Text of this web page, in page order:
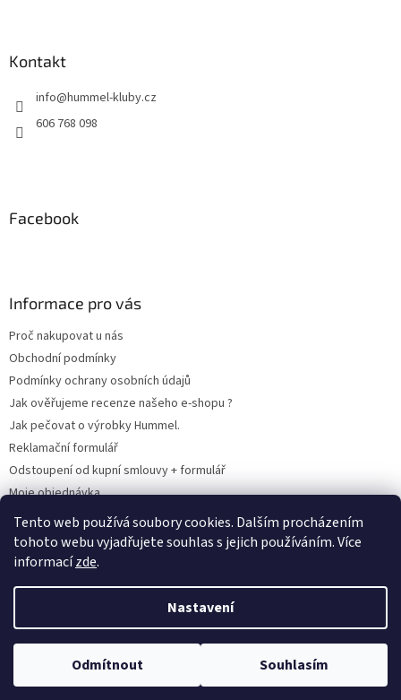
Tento web používá soubory cookies. Dalším procházením
tohoto webu vyjadřujete souhlas s jejich používáním. Více
informacízde.
Nastavení
Odmítnout Souhlasím
Kontakt
info@hummel-kluby.cz
606 768 098
Facebook
Informace pro vás
Proč nakupovat u nás
Obchodní podmínky
Podmínky ochrany osobních údajů
Jak ověřujeme recenze našeho e-shopu ?
Jak pečovat o výrobky Hummel.
Reklamační formulář
Odstoupení od kupní smlouvy + formulář
Moje objednávka
Odstoupení od smlouvy
Copyright 2026www.hummel-kluby.cz. Všechna práva vyhrazena.
Upravit nastavení cookies